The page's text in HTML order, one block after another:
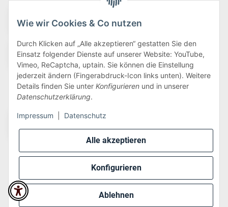
Alle akzeptieren
Konfigurieren
Ablehnen
Wie wir Cookies & Co nutzen
Durch Klicken auf „Alle akzeptieren“ gestatten Sie den
Einsatz folgender Dienste auf unserer Website: YouTube,
Vimeo, ReCaptcha, uptain. Sie können die Einstellung
jederzeit ändern (Fingerabdruck-Icon links unten). Weitere
Details finden Sie unter Konfigurieren und in unserer
Datenschutzerklärung.
Impressum Datenschutz
Wir versenden via:
* Alle Preise inkl. gesetzlicher USt., zzgl.Versand
Perfected byDreizack Medien